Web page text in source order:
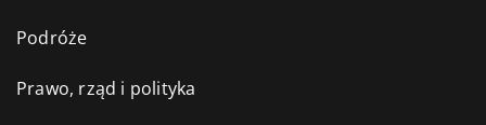
Podróże
Prawo, rząd i polityka